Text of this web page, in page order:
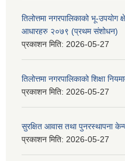
तिलोत्तमा नगरपालिकाको भू-उपयोग
आधारहरु २०७९ (प्रथम संशोधन)
प्रकाशन मिति: 2026-05-27
तिलोत्तमा नगरपालिकाको शिक्षा
प्रकाशन मिति: 2026-05-27
सुरक्षित आवास तथा पुनरस्थापना
प्रकाशन मिति: 2026-05-27